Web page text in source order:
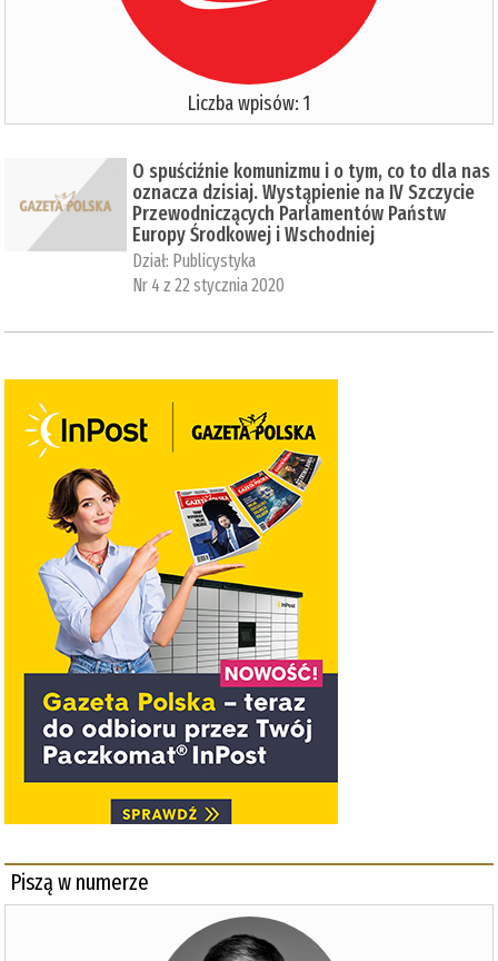
Liczba wpisów: 1
O spuściźnie komunizmu i o tym, co to dla nas
oznacza dzisiaj. Wystąpienie na IV Szczycie
Przewodniczących Parlamentów Państw
Europy Środkowej i Wschodniej
Dział: Publicystyka
Nr 4 z 22 stycznia 2020
Piszą w numerze